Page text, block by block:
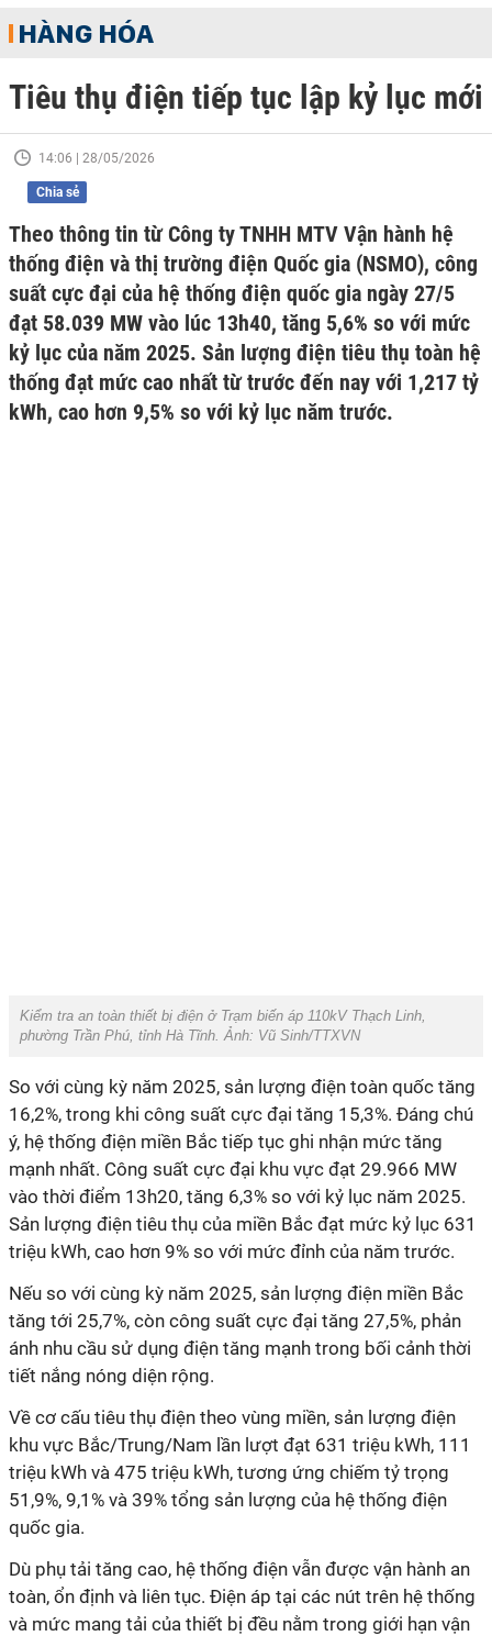
HÀNG HÓA
Tiêu thụ điện tiếp tục lập kỷ lục mới
14:06 | 28/05/2026
Chia sẻ
Theo thông tin từ Công ty TNHH MTV Vận hành hệ
thống điện và thị trường điện Quốc gia (NSMO), công
suất cực đại của hệ thống điện quốc gia ngày 27/5
đạt 58.039 MW vào lúc 13h40, tăng 5,6% so với mức
kỷ lục của năm 2025. Sản lượng điện tiêu thụ toàn hệ
thống đạt mức cao nhất từ trước đến nay với 1,217 tỷ
kWh, cao hơn 9,5% so với kỷ lục năm trước.
Kiểm tra an toàn thiết bị điện ở Trạm biến áp 110kV Thạch Linh,
phường Trần Phú, tỉnh Hà Tĩnh. Ảnh: Vũ Sinh/TTXVN
So với cùng kỳ năm 2025, sản lượng điện toàn quốc tăng
16,2%, trong khi công suất cực đại tăng 15,3%. Đáng chú
ý, hệ thống điện miền Bắc tiếp tục ghi nhận mức tăng
mạnh nhất. Công suất cực đại khu vực đạt 29.966 MW
vào thời điểm 13h20, tăng 6,3% so với kỷ lục năm 2025.
Sản lượng điện tiêu thụ của miền Bắc đạt mức kỷ lục 631
triệu kWh, cao hơn 9% so với mức đỉnh của năm trước.
Nếu so với cùng kỳ năm 2025, sản lượng điện miền Bắc
tăng tới 25,7%, còn công suất cực đại tăng 27,5%, phản
ánh nhu cầu sử dụng điện tăng mạnh trong bối cảnh thời
tiết nắng nóng diện rộng.
Về cơ cấu tiêu thụ điện theo vùng miền, sản lượng điện
khu vực Bắc/Trung/Nam lần lượt đạt 631 triệu kWh, 111
triệu kWh và 475 triệu kWh, tương ứng chiếm tỷ trọng
51,9%, 9,1% và 39% tổng sản lượng của hệ thống điện
quốc gia.
Dù phụ tải tăng cao, hệ thống điện vẫn được vận hành an
toàn, ổn định và liên tục. Điện áp tại các nút trên hệ thống
và mức mang tải của thiết bị đều nằm trong giới hạn vận